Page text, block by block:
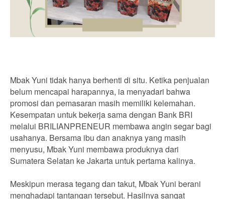
Mbak Yuni tidak hanya berhenti di situ. Ketika penjualan
belum mencapai harapannya, ia menyadari bahwa
promosi dan pemasaran masih memiliki kelemahan.
Kesempatan untuk bekerja sama dengan Bank BRI
melalui BRILIANPRENEUR membawa angin segar bagi
usahanya. Bersama ibu dan anaknya yang masih
menyusu, Mbak Yuni membawa produknya dari
Sumatera Selatan ke Jakarta untuk pertama kalinya.
Meskipun merasa tegang dan takut, Mbak Yuni berani
menghadapi tantangan tersebut. Hasilnya sangat